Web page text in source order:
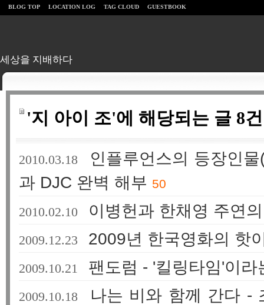
세상을 지배하다
BLOG TOP LOCATION LOG TAG CLOUD GUESTBOOK
'지 아이 조'에 해당되는 글 8건
2010.03.18
인플루언스의 등장인
과 DJC 완벽 해부 50
2010.02.10 이병헌과 한채영 주연
2009.12.23 2009년 한국영화의 핫
2009.10.21 팬도럼 - '킬링타임'이
2009.10.18 나는 비와 함께 간다 -